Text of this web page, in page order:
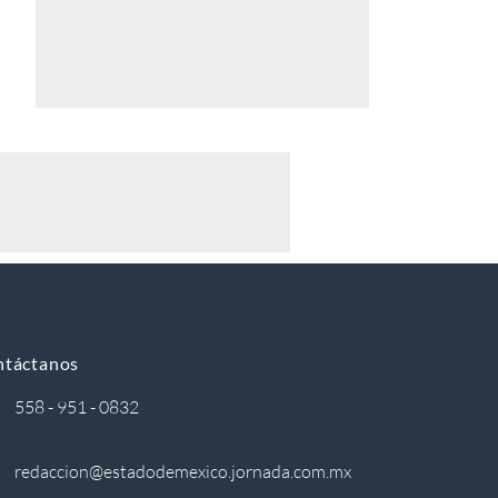
558 - 951 - 0832
redaccion@estadodemexico.jornada.com.mx